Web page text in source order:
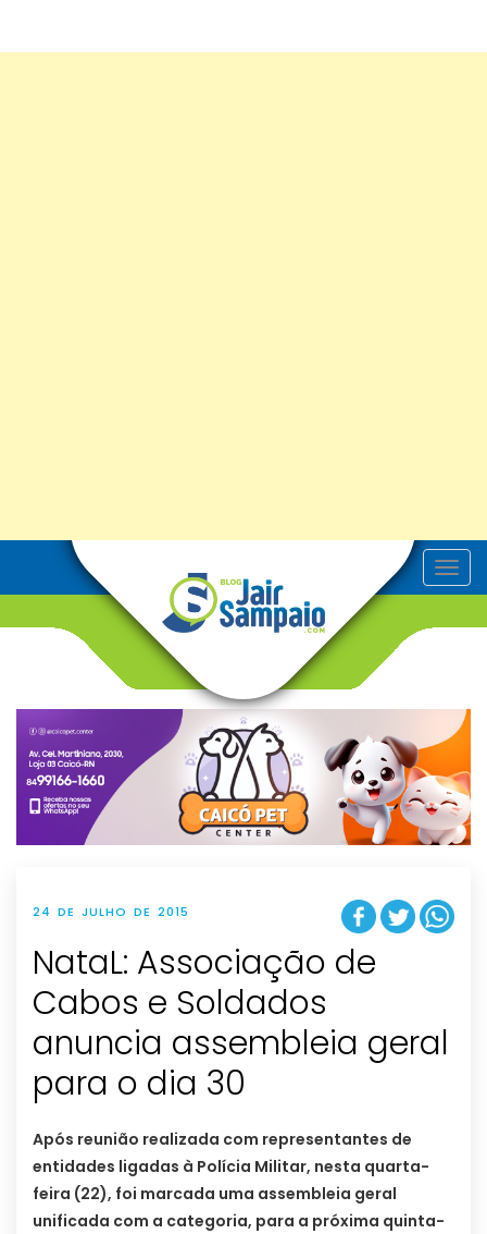
T
o
v
g
t
i
o
n
24 DE JULHO DE 2015
NataL: Associação de
Cabos e Soldados
anuncia assembleia geral
para o dia 30
Após reunião realizada com representantes de
entidades ligadas à Polícia Militar, nesta quarta-
feira (22), foi marcada uma assembleia geral
unificada com a categoria, para a próxima quinta-